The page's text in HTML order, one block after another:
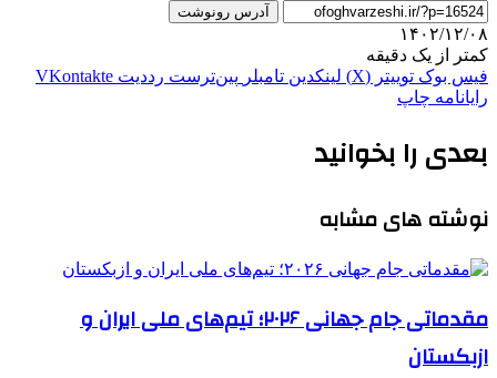
آدرس رونوشت
۱۴۰۲/۱۲/۰۸
کمتر از یک دقیقه
فیس بوک توییتر (X) لینکدین ‫تامبلر ‫پین‌ترست ‫رددیت ‫VKontakte
رایانامه چاپ
بعدی را بخوانید
نوشته های مشابه
مقدماتی جام جهانی ۲۰۲۶؛ تیم‌های ملی ایران و
ازبکستان